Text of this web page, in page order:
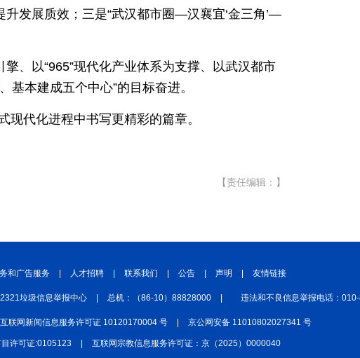
发展质效；三是“武汉都市圈—汉襄宜‘金三角’—
、以“965”现代化产业体系为支撑、以武汉都市
基本建成五个中心”的目标奋进。
代化进程中书写更精彩的篇章。
【责任编辑：】
和广告服务 人才招聘 联系我们 公告 声明 友情链接
垃圾信息举报中心 总机：（86-10）88828000 违法和不良信息举报电话：
互联网新闻信息服务许可证 10120170004 号 京公网安备 11010802027341 号
许可证:0105123 互联网宗教信息服务许可证：京（2025）0000040